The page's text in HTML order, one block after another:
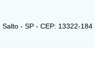
- SP - CEP: 13322-184